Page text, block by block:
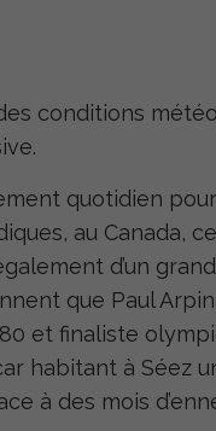
conditions
quotidien
au Canada,
d’un
que Paul
et finaliste
habitant à Séez
à des mois